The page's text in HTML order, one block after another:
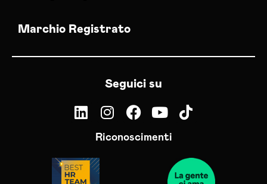
Marchio Registrato
Seguici su
Riconoscimenti